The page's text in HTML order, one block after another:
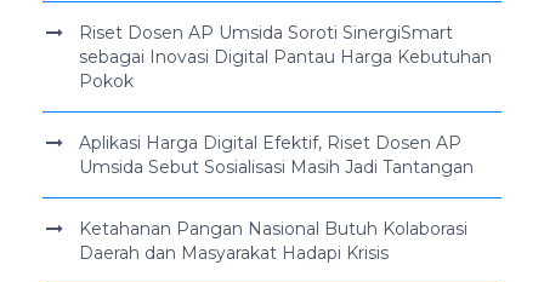
Riset Dosen AP Umsida Soroti SinergiSmart
sebagai Inovasi Digital Pantau Harga Kebutuhan
Pokok
Aplikasi Harga Digital Efektif, Riset Dosen AP
Umsida Sebut Sosialisasi Masih Jadi Tantangan
Ketahanan Pangan Nasional Butuh Kolaborasi
Daerah dan Masyarakat Hadapi Krisis